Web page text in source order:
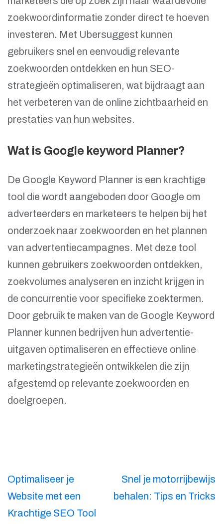
zoekwoordinformatie zonder direct te hoeven
investeren. Met Ubersuggest kunnen
gebruikers snel en eenvoudig relevante
zoekwoorden ontdekken en hun SEO-
strategieën optimaliseren, wat bijdraagt aan
het verbeteren van de online zichtbaarheid en
prestaties van hun websites.
Wat is Google keyword Planner?
De Google Keyword Planner is een krachtige
tool die wordt aangeboden door Google om
adverteerders en marketeers te helpen bij het
onderzoek naar zoekwoorden en het plannen
van advertentiecampagnes. Met deze tool
kunnen gebruikers zoekwoorden ontdekken,
zoekvolumes analyseren en inzicht krijgen in
de concurrentie voor specifieke zoektermen.
Door gebruik te maken van de Google Keyword
Planner kunnen bedrijven hun advertentie-
uitgaven optimaliseren en effectieve online
marketingstrategieën ontwikkelen die zijn
afgestemd op relevante zoekwoorden en
doelgroepen.
Berichtnavigatie
Optimaliseer je
Website met een
Krachtige SEO Tool
Snel je motorrijbewijs
behalen: Tips en Tricks